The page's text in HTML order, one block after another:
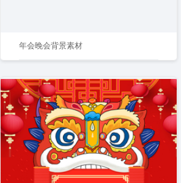
年会晚会背景素材